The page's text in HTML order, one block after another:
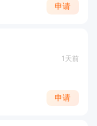
申请
1天前
申请